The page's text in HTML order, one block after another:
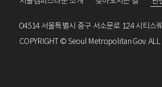
04514 서울특별시 중구 서소문로 124 시티스
COPYRIGHT © Seoul Metropolitan Gov. ALL